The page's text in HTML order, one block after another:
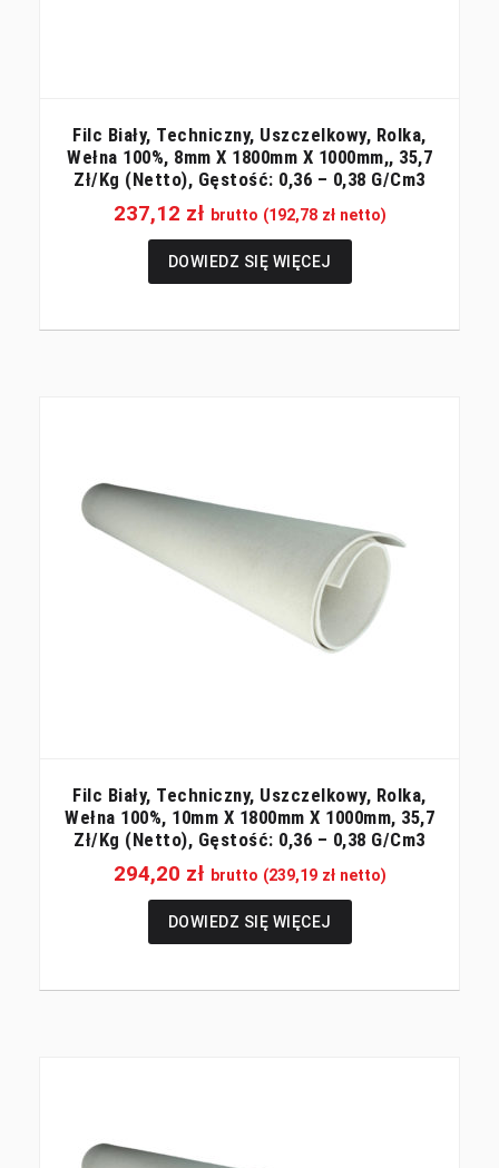
Filc Biały, Techniczny, Uszczelkowy, Rolka,
Wełna 100%, 8mm X 1800mm X 1000mm,, 35,7
Zł/kg (netto), Gęstość: 0,36 – 0,38 G/cm3
237,12 zł brutto (192,78 złnetto)
DOWIEDZ SIĘ WIĘCEJ
Filc Biały, Techniczny, Uszczelkowy, Rolka,
Wełna 100%, 10mm X 1800mm X 1000mm, 35,7
Zł/kg (netto), Gęstość: 0,36 – 0,38 G/cm3
294,20 zł brutto (239,19 złnetto)
DOWIEDZ SIĘ WIĘCEJ